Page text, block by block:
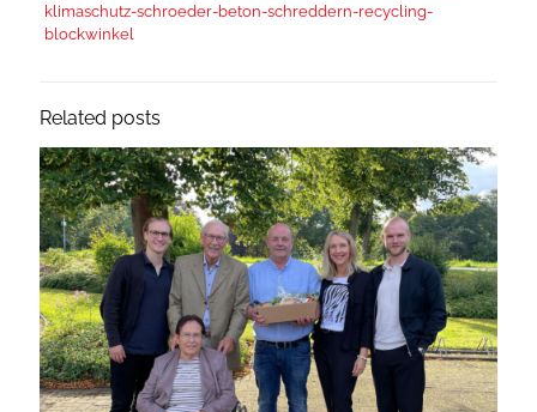
klimaschutz-schroeder-beton-schreddern-recycling-
blockwinkel
Related posts